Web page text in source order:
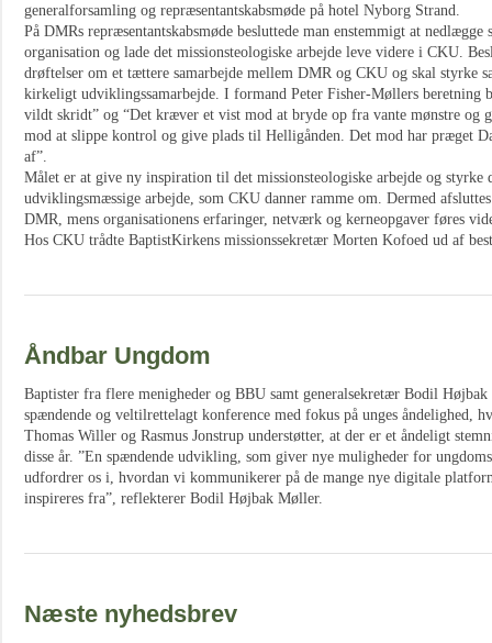
generalforsamling og repræsentantskabsmøde på hotel Nyborg Strand.
På DMRs repræsentantskabsmøde besluttede man enstemmigt at
organisation og lade det missionsteologiske arbejde leve videre i CKU.
drøftelser om et tættere samarbejde mellem DMR og CKU og skal styrke
kirkeligt udviklingssamarbejde. I formand Peter Fisher-Møllers beretning
vildt skridt” og “Det kræver et vist mod at bryde op fra vante mønstre og
mod at slippe kontrol og give plads til Helligånden. Det mod har præget
af”.
Målet er at give ny inspiration til det missionsteologiske arbejde og styrke
udviklingsmæssige arbejde, som CKU danner ramme om. Dermed
DMR, mens organisationens erfaringer, netværk og kerneopgaver føres
Hos CKU trådte BaptistKirkens missionssekretær Morten Kofoed ud af
Åndbar Ungdom
Baptister fra flere menigheder og BBU samt generalsekretær Bodil
spændende og veltilrettelagt konference med fokus på unges åndelighed,
Thomas Willer og Rasmus Jonstrup understøtter, at der er et åndeligt
disse år. ”En spændende udvikling, som giver nye muligheder for
udfordrer os i, hvordan vi kommunikerer på de mange nye digitale
inspireres fra”, reflekterer Bodil Højbak Møller.
Næste nyhedsbrev